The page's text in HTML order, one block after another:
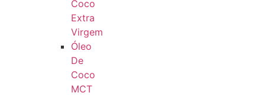
Coco
Extra
Virgem
Óleo
De
Coco
MCT